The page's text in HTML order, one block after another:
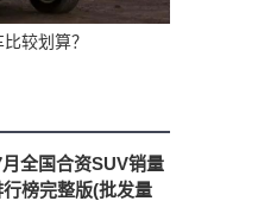
较划算？
全国合资SUV销量
榜完整版(批发量